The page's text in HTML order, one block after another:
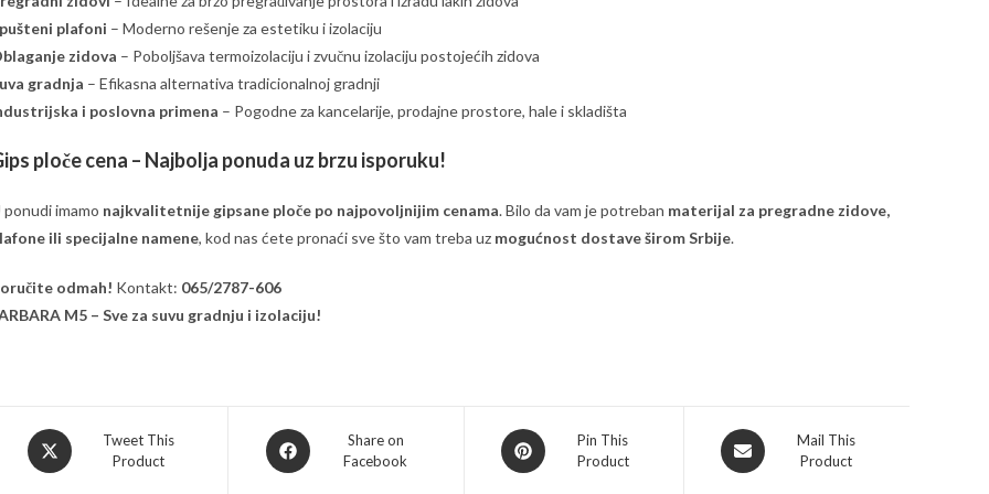
plafoni – Moderno rešenje za estetiku i izolaciju
zidova – Poboljšava termoizolaciju i zvučnu izolaciju postojećih zidova
gradnja – Efikasna alternativa tradicionalnoj gradnji
i poslovna primena – Pogodne za kancelarije, prodajne prostore, hale i skladišta
ploče cena – Najbolja ponuda uz brzu isporuku!
ponudi imamo najkvalitetnije gipsane ploče po najpovoljnijim cenama. Bilo da vam je potreban materijal za pregradne zidove,
ili specijalne namene, kod nas ćete pronaći sve što vam treba uz mogućnost dostave širom Srbije.
odmah! Kontakt: 065/2787-606
M5 – Sve za suvu gradnju i izolaciju!
Opens
in
Tweet This
Product
Opens
in
Share on
Facebook
Opens
in
Pin This
Product
Opens
in
Mail This
Product